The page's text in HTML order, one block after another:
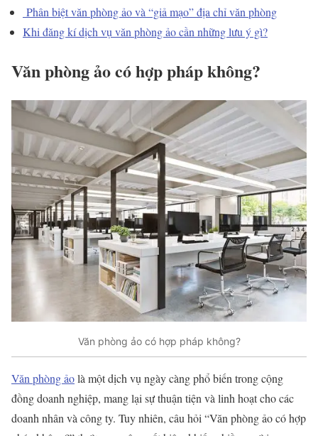
Phân biệt văn phòng ảo và “giả mạo” địa chỉ văn phòng
Khi đăng kí dịch vụ văn phòng ảo cần những lưu ý gì?
Văn phòng ảo có hợp pháp không?
Văn phòng ảo có hợp pháp không?
Văn phòng ảolà một dịch vụ ngày càng phổ biến trong cộng
đồng doanh nghiệp, mang lại sự thuận tiện và linh hoạt cho các
doanh nhân và công ty. Tuy nhiên, câu hỏi “Văn phòng ảo có hợp